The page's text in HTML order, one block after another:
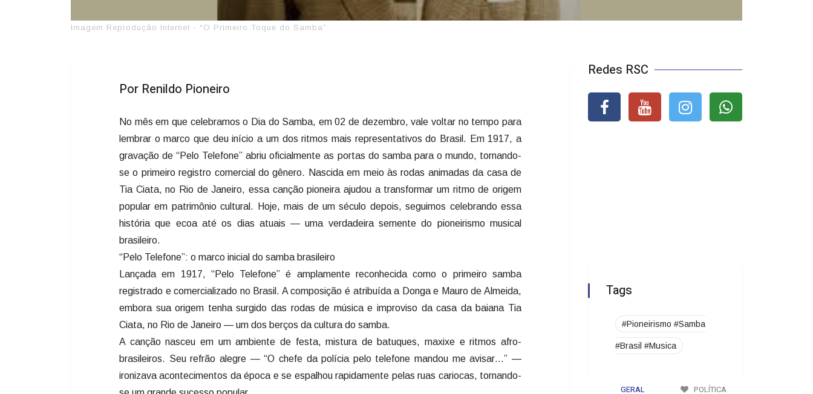
Imagem Reprodução Internet - “O Primeiro Toque do Samba”
Por Renildo Pioneiro
No mês em que celebramos o Dia do Samba, em 02 de dezembro, vale voltar no tempo para
lembrar o marco que deu início a um dos ritmos mais representativos do Brasil. Em 1917, a
gravação de “Pelo Telefone” abriu oficialmente as portas do samba para o mundo, tornando-
se o primeiro registro comercial do gênero. Nascida em meio às rodas animadas da casa de
Tia Ciata, no Rio de Janeiro, essa canção pioneira ajudou a transformar um ritmo de origem
popular em patrimônio cultural. Hoje, mais de um século depois, seguimos celebrando essa
história que ecoa até os dias atuais — uma verdadeira semente do pioneirismo musical
brasileiro.
“Pelo Telefone”: o marco inicial do samba brasileiro
Lançada em 1917, “Pelo Telefone” é amplamente reconhecida como o primeiro samba
registrado e comercializado no Brasil. A composição é atribuída a Donga e Mauro de Almeida,
embora sua origem tenha surgido das rodas de música e improviso da casa da baiana Tia
Ciata, no Rio de Janeiro — um dos berços da cultura do samba.
A canção nasceu em um ambiente de festa, mistura de batuques, maxixe e ritmos afro-
brasileiros. Seu refrão alegre — “O chefe da polícia pelo telefone mandou me avisar…” —
ironizava acontecimentos da época e se espalhou rapidamente pelas ruas cariocas, tornando-
Redes RSC
Tags
#Pioneirismo #Samba
#Brasil #Musica
GERAL POLÍTICA